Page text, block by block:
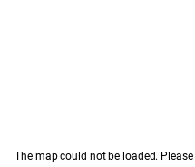
The map could not be loaded.